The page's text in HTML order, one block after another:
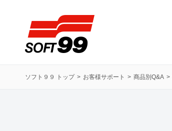
ソフト９９ トップ お客様サポート 商品別Q&A